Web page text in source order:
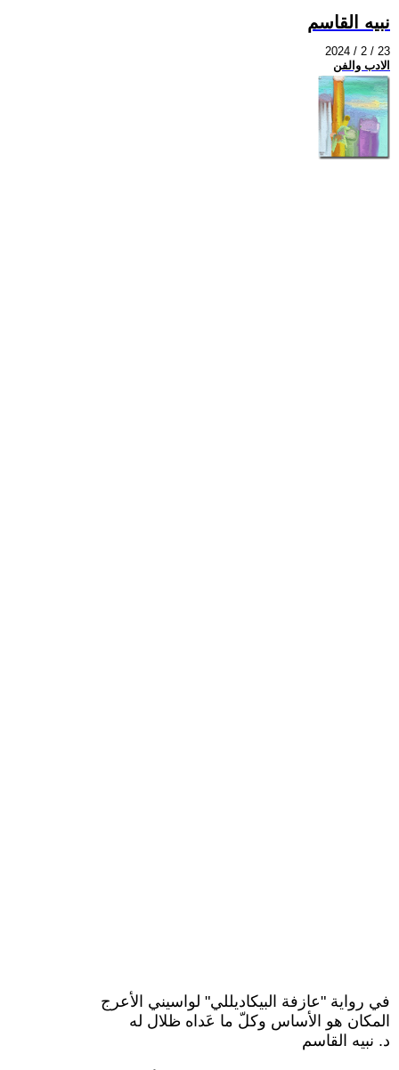
نبيه القاسم
2024 / 2 / 23
الادب والفن
في رواية "عازفة البيكاديللي" لواسيني الأعرج
المكان هو الأساس وكلّ ما عَداه ظلال له
د. نبيه القاسم